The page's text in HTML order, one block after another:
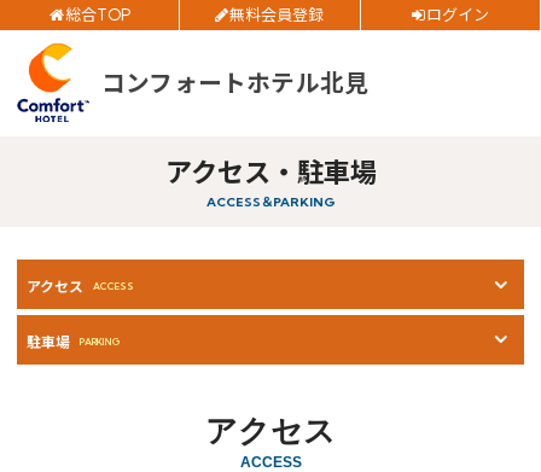
総合TOP 無料会員登録 ログイン
コンフォートホテル北見
公式サイトベストレート
お得
部屋数
大人人数
1室あたり
空室検索
アクセス・駐車場
ACCESS＆PARKING
アクセス ACCESS
駐車場 PARKING
アクセス
ACCESS